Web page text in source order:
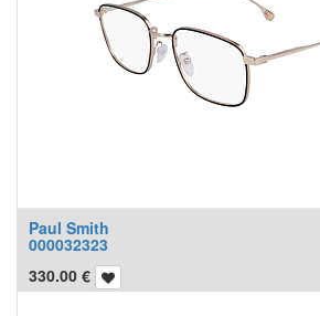
Paul Smith
000032323
330.00 €